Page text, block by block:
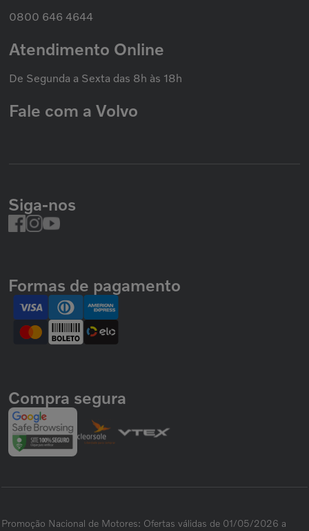
0800 646 4644
Atendimento Online
De Segunda a Sexta das 8h às 18h
Fale com a Volvo
Siga-nos
Formas de pagamento
Compra segura
Promoção Nacional de Motores: Ofertas válidas de 01/05/2026 a